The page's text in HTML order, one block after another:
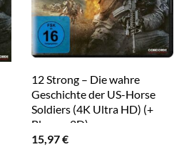
12 Strong – Die wahre
Geschichte der US-Horse
Soldiers (4K Ultra HD) (+
Blu-ray 2D)
15,97€